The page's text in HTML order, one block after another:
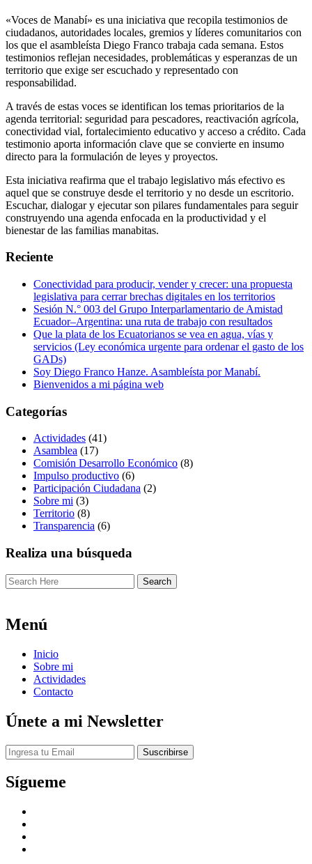
«Voces de Manabí» es una iniciativa que recopila testimonios de
ciudadanos, autoridades locales, gremios y líderes comunitarios con
los que el asambleísta Diego Franco trabaja cada semana. Estos
testimonios reflejan necesidades, problemáticas y esperanzas de un
territorio que exige ser escuchado y representado con
responsabilidad.
A través de estas voces se identifican los temas prioritarios de la
agenda territorial: seguridad para pescadores, reactivación agrícola,
conectividad vial, fortalecimiento educativo y acceso a crédito. Cada
testimonio aporta información clave que se convierte en insumo
directo para la formulación de leyes y proyectos.
Esta iniciativa reafirma que el trabajo legislativo más efectivo es
aquel que se construye desde el territorio y no desde un escritorio.
Escuchar, dialogar y ejecutar son pilares fundamentales para seguir
construyendo una agenda enfocada en la productividad y el
bienestar de las familias manabitas.
Reciente
Conectividad para producir, vender y crecer: una propuesta
legislativa para cerrar brechas digitales en los territorios
Sesión N.° 003 del Grupo Interparlamentario de Amistad
Ecuador–Argentina: una ruta de trabajo con resultados
Que la plata de los Ecuatorianos se vea en agua, vías y
servicios (Ley económica urgente para ordenar el gasto de los
GADs)
Soy Diego Franco Hanze. Asambleísta por Manabí.
Bienvenidos a mi página web
Categorías
Actividades (41)
Asamblea (17)
Comisión Desarrollo Económico (8)
Impulso productivo (6)
Participación Ciudadana (2)
Sobre mi (3)
Territorio (8)
Transparencia (6)
Realiza una búsqueda
Menú
Inicio
Sobre mi
Actividades
Contacto
Únete a mi Newsletter
Sígueme